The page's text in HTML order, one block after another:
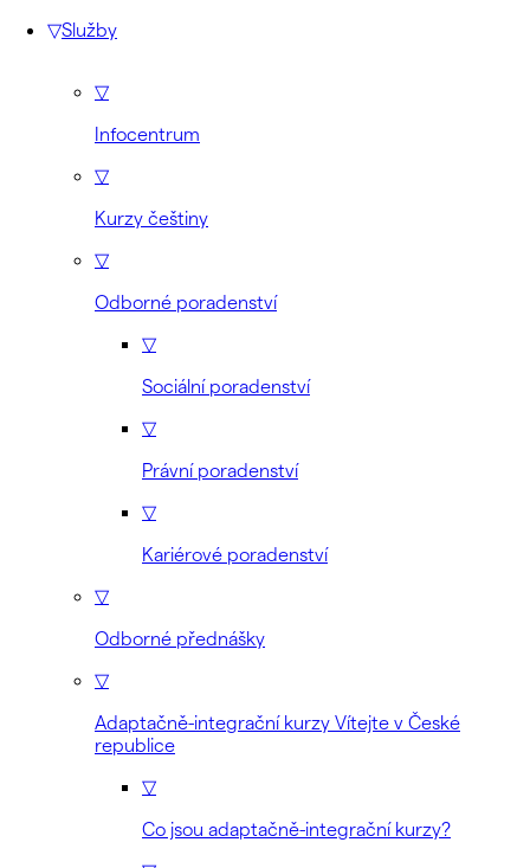
▽Služby
▽
Infocentrum
▽
Kurzy češtiny
▽
Odborné poradenství
▽
Sociální poradenství
▽
Právní poradenství
▽
Kariérové poradenství
▽
Odborné přednášky
▽
Adaptačně-integrační kurzy Vítejte v České
republice
▽
Co jsou adaptačně-integrační kurzy?